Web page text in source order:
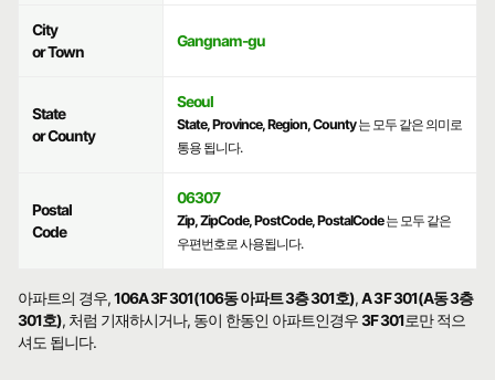
City
or Town
Gangnam-gu
State
or County
Seoul
State, Province, Region, County는 모두 같은 의미로
통용 됩니다.
Postal
Code
06307
Zip, ZipCode, PostCode, PostalCode는 모두 같은
우편번호로 사용됩니다.
아파트의 경우,106A 3F 301(106동 아파트 3층 301호),A 3F 301(A동 3층
301호), 처럼 기재하시거나, 동이 한동인 아파트인경우3F 301로만 적으
셔도 됩니다.